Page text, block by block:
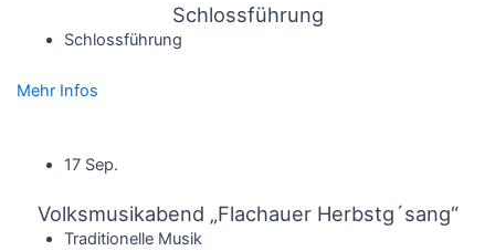
Schlossführung
Schlossführung
Mehr Infos
17 Sep.
Volksmusikabend „Flachauer Herbstg´sang“
Traditionelle Musik